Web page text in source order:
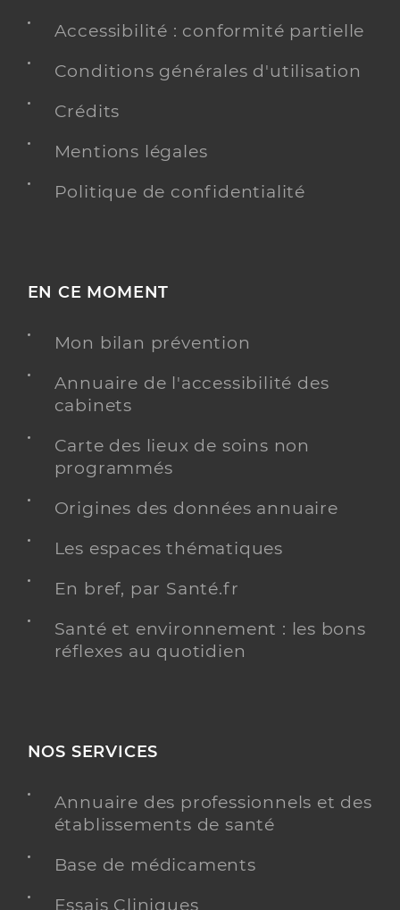
Accessibilité : conformité partielle
Conditions générales d'utilisation
Crédits
Mentions légales
Politique de confidentialité
EN CE MOMENT
Mon bilan prévention
Annuaire de l'accessibilité des
cabinets
Carte des lieux de soins non
programmés
Origines des données annuaire
Les espaces thématiques
En bref, par Santé.fr
Santé et environnement : les bons
réflexes au quotidien
NOS SERVICES
Annuaire des professionnels et des
établissements de santé
Base de médicaments
Essais Cliniques